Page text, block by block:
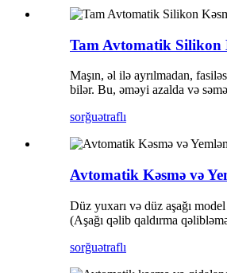
Tam Avtomatik Silikon
Maşın, əl ilə ayrılmadan,
bilər. Bu, əməyi azalda və
sorğuətraflı
Avtomatik Kəsmə və
Düz yuxarı və düz aşağı model
(Aşağı qəlib qaldırma
sorğuətraflı